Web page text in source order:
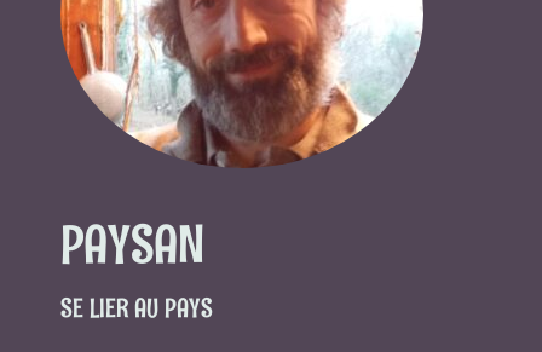
PAYSAN
SE LIER AU PAYS